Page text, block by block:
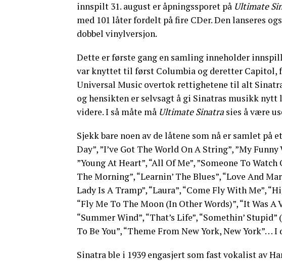
innspilt 31. august er åpningssporet på Ultimate
med 101 låter fordelt på fire CDer. Den lanseres
dobbel vinylversjon.
Dette er første gang en samling inneholder
var knyttet til først Columbia og deretter Capitol,
Universal Music overtok rettighetene til alt
og hensikten er selvsagt å gi Sinatras musikk
videre. I så måte må Ultimate Sinatra sies å være
Sjekk bare noen av de låtene som nå er samlet på
Day”, ”I’ve Got The World On A String”, ”My
”Young At Heart”, “All Of Me”, ”Someone To
The Morning”, “Learnin’ The Blues”, “Love And
Lady Is A Tramp”, “Laura”, “Come Fly With Me”,
“Fly Me To The Moon (In Other Words)”, “It Was A
“Summer Wind”, “That’s Life”, “Somethin’
To Be You”, “Theme From New York, New York”…
Sinatra ble i 1939 engasjert som fast vokalist av